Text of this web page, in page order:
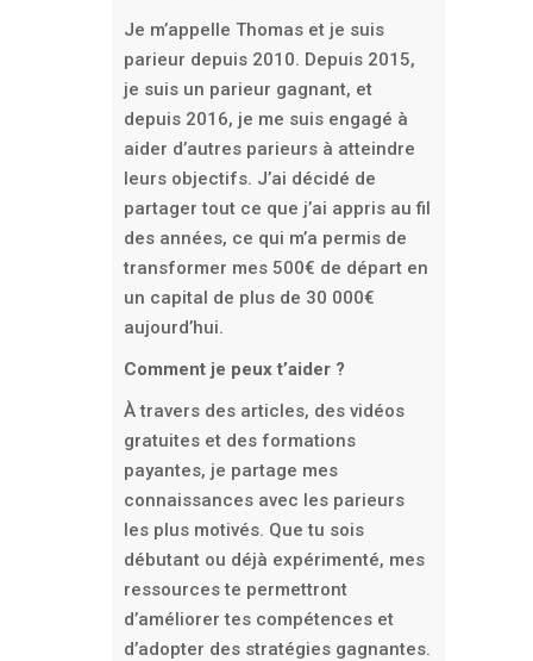
Je m’appelle Thomas et je suis
parieur depuis 2010. Depuis 2015,
je suis un parieur gagnant, et
depuis 2016, je me suis engagé à
aider d’autres parieurs à atteindre
leurs objectifs. J’ai décidé de
partager tout ce que j’ai appris au fil
des années, ce qui m’a permis de
transformer mes 500€ de départ en
un capital de plus de 30 000€
aujourd’hui.
Comment je peux t’aider ?
À travers des articles, des vidéos
gratuites et des formations
payantes, je partage mes
connaissances avec les parieurs
les plus motivés. Que tu sois
débutant ou déjà expérimenté, mes
ressources te permettront
d’améliorer tes compétences et
d’adopter des stratégies gagnantes.